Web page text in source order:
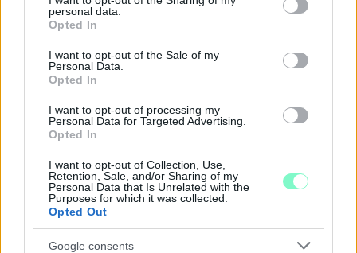
grant or deny consent to Google and its third-party tags to
use your data for below specified purposes in below Google
consent section.
personal data.
Opted In
I want to opt-out of the Sale of my
Personal Data.
Opted In
I want to opt-out of processing my
Personal Data for Targeted Advertising.
Opted In
I want to opt-out of Collection, Use,
Retention, Sale, and/or Sharing of my
Personal Data that Is Unrelated with the
Purposes for which it was collected.
Opted Out
Google consents